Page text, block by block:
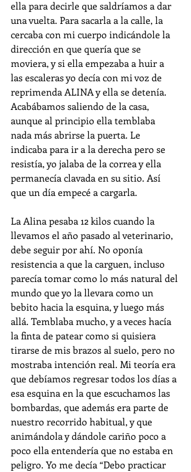
ella para decirle que saldríamos a dar
una vuelta. Para sacarla a la calle, la
cercaba con mi cuerpo indicándole la
dirección en que quería que se
moviera, y si ella empezaba a huir a
las escaleras yo decía con mi voz de
reprimenda ALINA y ella se detenía.
Acabábamos saliendo de la casa,
aunque al principio ella temblaba
nada más abrirse la puerta. Le
indicaba para ir a la derecha pero se
resistía, yo jalaba de la correa y ella
permanecía clavada en su sitio. Así
que un día empecé a cargarla.
La Alina pesaba 12 kilos cuando la
llevamos el año pasado al veterinario,
debe seguir por ahí. No oponía
resistencia a que la carguen, incluso
parecía tomar como lo más natural del
mundo que yo la llevara como un
bebito hacia la esquina, y luego más
allá. Temblaba mucho, y a veces hacía
la finta de patear como si quisiera
tirarse de mis brazos al suelo, pero no
mostraba intención real. Mi teoría era
que debíamos regresar todos los días a
esa esquina en la que escuchamos las
bombardas, que además era parte de
nuestro recorrido habitual, y que
animándola y dándole cariño poco a
poco ella entendería que no estaba en
peligro. Yo me decía “Debo practicar